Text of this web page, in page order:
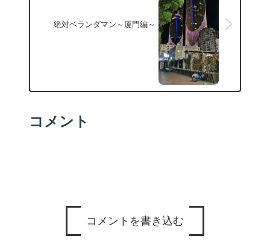
絶対ベランダマン～厦門編～
コメント
コメントを書き込む